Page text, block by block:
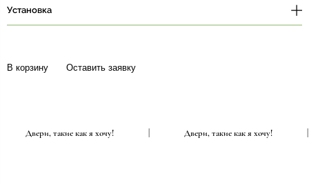
Установка
В корзину Оставить заявку
Двери, такие как я хочу! Двери, такие как я хочу!